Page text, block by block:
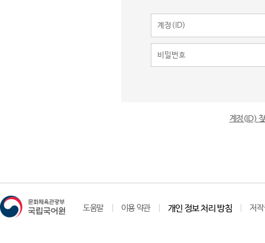
계정(ID)
도움말 이용 약관 개인 정보 처리 방침 저